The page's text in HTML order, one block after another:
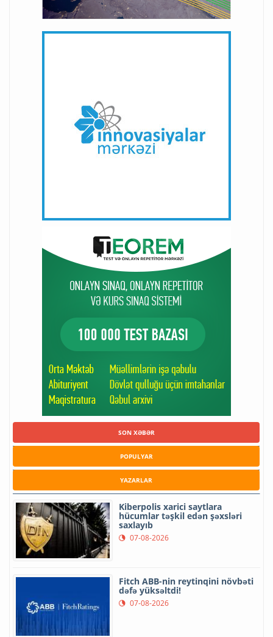
SON XƏBƏR
POPULYAR
YAZARLAR
Kiberpolis xarici saytlara
hücumlar təşkil edən şəxsləri
saxlayıb
07-08-2026
Fitch ABB-nin reytinqini növbəti
dəfə yüksəltdi!
07-08-2026